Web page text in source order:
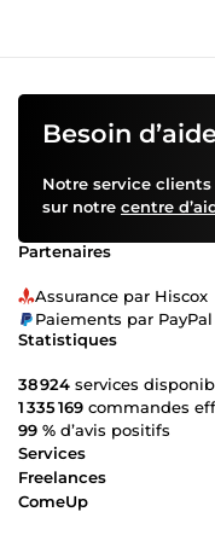
Besoin
Notre service
sur notre centre
Partenaires
Assurance par Hiscox
Paiements par
Statistiques
38 924 services
1 335 169 commandes
99 % d’avis positifs
Services
Freelances
ComeUp